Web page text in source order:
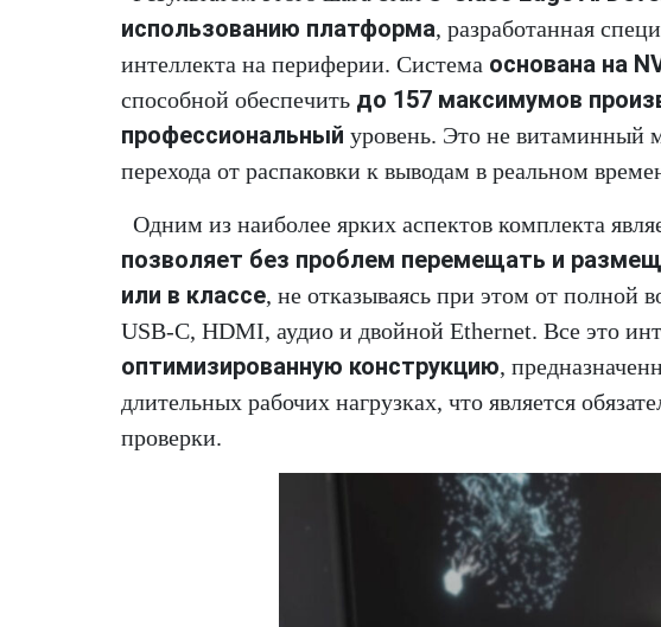
использованию платформа, разработанная
интеллекта на периферии. Система основана на
способной обеспечить до 157 максимумов
профессиональный уровень. Это не витаминный
перехода от распаковки к выводам в реальном
Одним из наиболее ярких аспектов комплекта
позволяет без проблем перемещать и
или в классе, не отказываясь при этом от полной
USB-C, HDMI, аудио и двойной Ethernet. Все это
оптимизированную конструкцию,
длительных рабочих нагрузках, что является
проверки.